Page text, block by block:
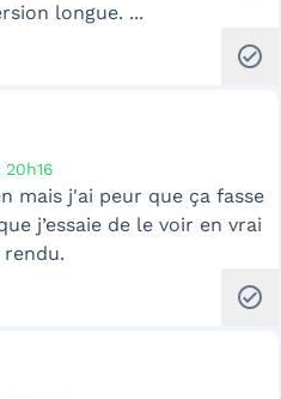
longue. ...
check_circle
mais j'ai peur que ça fasse
j’essaie de le voir en vrai
check_circle